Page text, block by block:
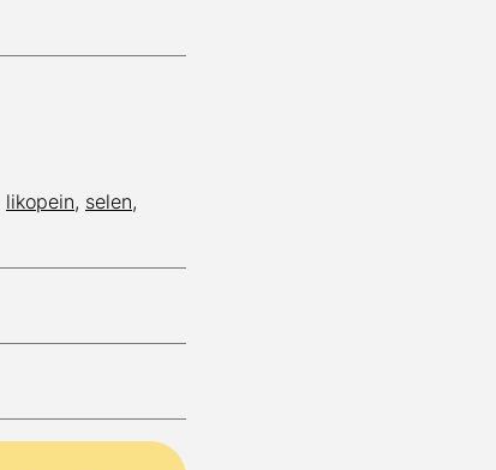
likopein, selen,